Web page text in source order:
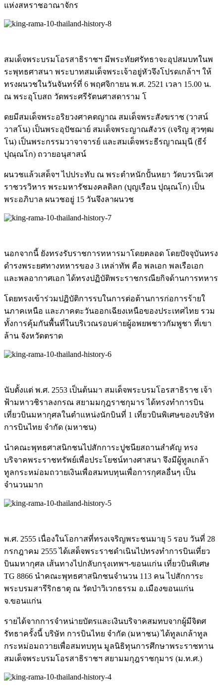
แห่งสหราชอาณาจักร
สมเด็จพระบรมโอรสาธิราชฯ มีพระทัยศรัทธาจะอุปสมบทในพ
ระพุทธศาสนา พระบาทสมเด็จพระเจ้าอยู่หัวจึงโปรดเกล้าฯ ให้
ทรงผนวชในวันจันทร์ที่ 6 พฤศจิกายน พ.ศ. 2521 เวลา 15.00 น.
ณ พระอุโบสถ วัดพระศรีรัตนศาสดาราม โ
ดยมีสมเด็จพระอริยวงศาคตญาณ สมเด็จพระสังฆราช (วาสน์
วาสโน) เป็นพระอุปัชฌาย์ สมเด็จพระญาณสังวร (เจริญ สุวฑฺฒ
โน) เป็นพระกรรมวาจาจารย์ และสมเด็จพระธีรญาณมุนี (ธีร์
ปุณฺณโก) ถวายอนุสาสน์
ผนวชแล้วเสด็จฯ ไปประทับ ณ พระตำหนักปั้นหยา วัดบวรนิเวศ
ราชวรวิหาร พระมหารัชมงคลดิลก (บุญเรือน ปุณฺณโก) เป็น
พระอภิบาล ผนวชอยู่ 15 วันจึงลาผนวช
นอกจากนี้ ยังทรงรับราชการทหารมาโดยตลอด โดยปัจจุบันทรง
ดำรงพระยศทางทหารของ 3 เหล่าทัพ คือ พลเอก พลเรือเอก
และพลอากาศเอก ได้ทรงปฏิบัติพระราชกรณียกิจด้านการทหาร
โดยทรงเข้าร่วมปฏิบัติการรบในการต่อต้านการก่อการร้ายใ
นภาคเหนือ และภาคตะวันออกเฉียงเหนือของประเทศไทย รวม
ทั้งการคุ้มกันพื้นที่ในบริเวณรอบค่ายผู้อพยพชาวกัมพูชา ที่เขา
ล้าน จังหวัดตราด
นับตั้งแต่ พ.ศ. 2553 เป็นต้นมา สมเด็จพระบรมโอรสาธิราช เจ้า
ฟ้ามหาวชิราลงกรณ สยามมกุฎราชกุมาร ได้ทรงทำการบิน
เที่ยวบินมหากุศลในตำแหน่งนักบินที่ 1 เที่ยวบินพิเศษของบริษัท
การบินไทย จำกัด (มหาชน)
นำคณะพุทธศาสนิกชนไปสักการะปูชนียสถานสำคัญ ทรง
บริจาคพระราชทรัพย์เพื่อประโยชน์ทางศาสนา จึงมีผู้ทูลเกล้า
ทูลกระหม่อมถวายเงินเพื่อสมทบทุนเพื่อการกุศลอื่นๆ เป็น
จำนวนมาก
พ.ศ. 2555 เนื่องในโอกาสที่ทรงเจริญพระชนมายุ 5 รอบ วันที่ 28
กรกฎาคม 2555 ได้เสด็จพระราชดำเนินไปทรงทำการบินเที่ยว
บินมหากุศล เส้นทางไปกลับกรุงเทพฯ-ขอนแก่น เที่ยวบินพิเศษ
TG 8866 นำคณะพุทธศาสนิกชนจำนวน 113 คน ไปสักการะ
พระบรมสารีริกธาตุ ณ วัดป่าวิเวกธรรม อ.เมืองขอนแก่น
จ.ขอนแก่น
รายได้จากการจำหน่ายบัตรและเงินบริจาคสมทบจากผู้มีจิตศ
รัทธาครั้งนี้ บริษัท การบินไทย จำกัด (มหาชน) ได้ทูลเกล้าทูล
กระหม่อมถวายเพื่อสมทบทุน มูลนิธิทุนการศึกษาพระราชทาน
สมเด็จพระบรมโอรสาธิราชฯ สยามมกุฎราชกุมาร (ม.ท.ศ.)